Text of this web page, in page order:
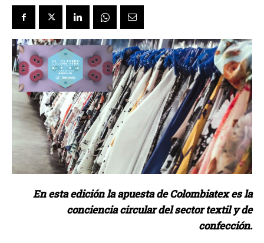
En esta edición la apuesta de Colombiatex es la
conciencia circular del sector textil y de
confección.